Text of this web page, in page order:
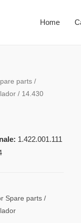
Home
parts /
/ 14.430
1.422.001.111
Spare parts /